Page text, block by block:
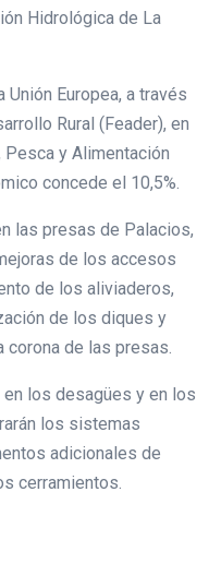
Hidrológica de La
Europea, a través
Rural (Feader), en
y Alimentación
concede el 10,5%.
las presas de Palacios,
de los accesos
de los aliviaderos,
de los diques y
corona de las presas.
los desagües y en los
los sistemas
adicionales de
cerramientos.